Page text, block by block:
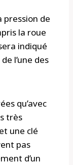
pression de
la roue
indiqué
l’une des
qu’avec
très
une clé
pas
d’un